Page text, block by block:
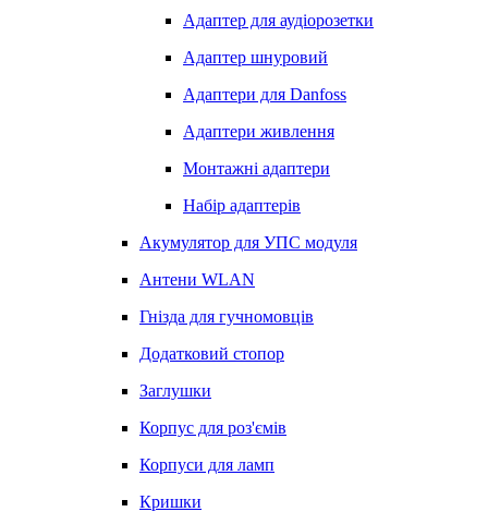
Адаптер для аудіорозетки
Адаптер шнуровий
Адаптери для Danfoss
Адаптери живлення
Монтажні адаптери
Набір адаптерів
Акумулятор для УПС модуля
Антени WLAN
Гнізда для гучномовців
Додатковий стопор
Заглушки
Корпус для роз'ємів
Корпуси для ламп
Кришки